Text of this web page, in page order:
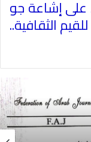
على إشاعة جو
الثقافية..